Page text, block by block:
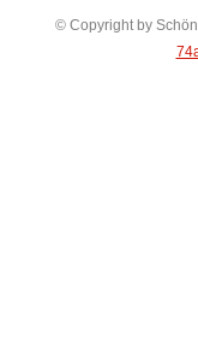
© Copyright by